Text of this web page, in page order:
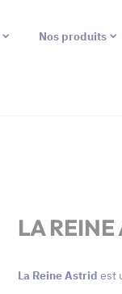
Nos produits
LA REINE
La Reine Astrid est